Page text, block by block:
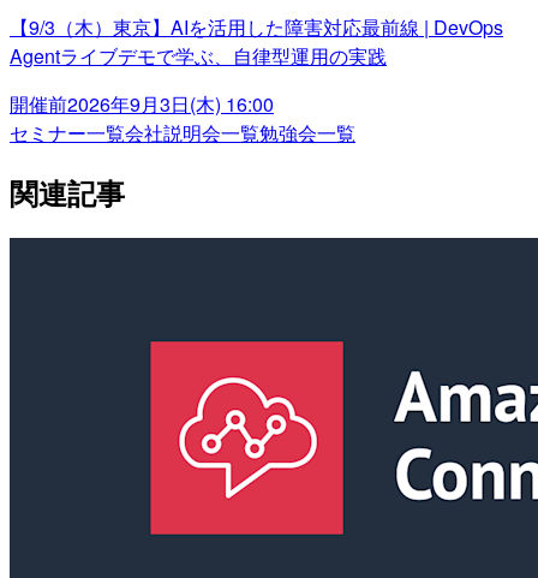
【9/3（木）東京】AIを活用した障害対応最前線 | DevOps
Agentライブデモで学ぶ、自律型運用の実践
開催前2026年9月3日(木) 16:00
セミナー一覧会社説明会一覧勉強会一覧
関連記事